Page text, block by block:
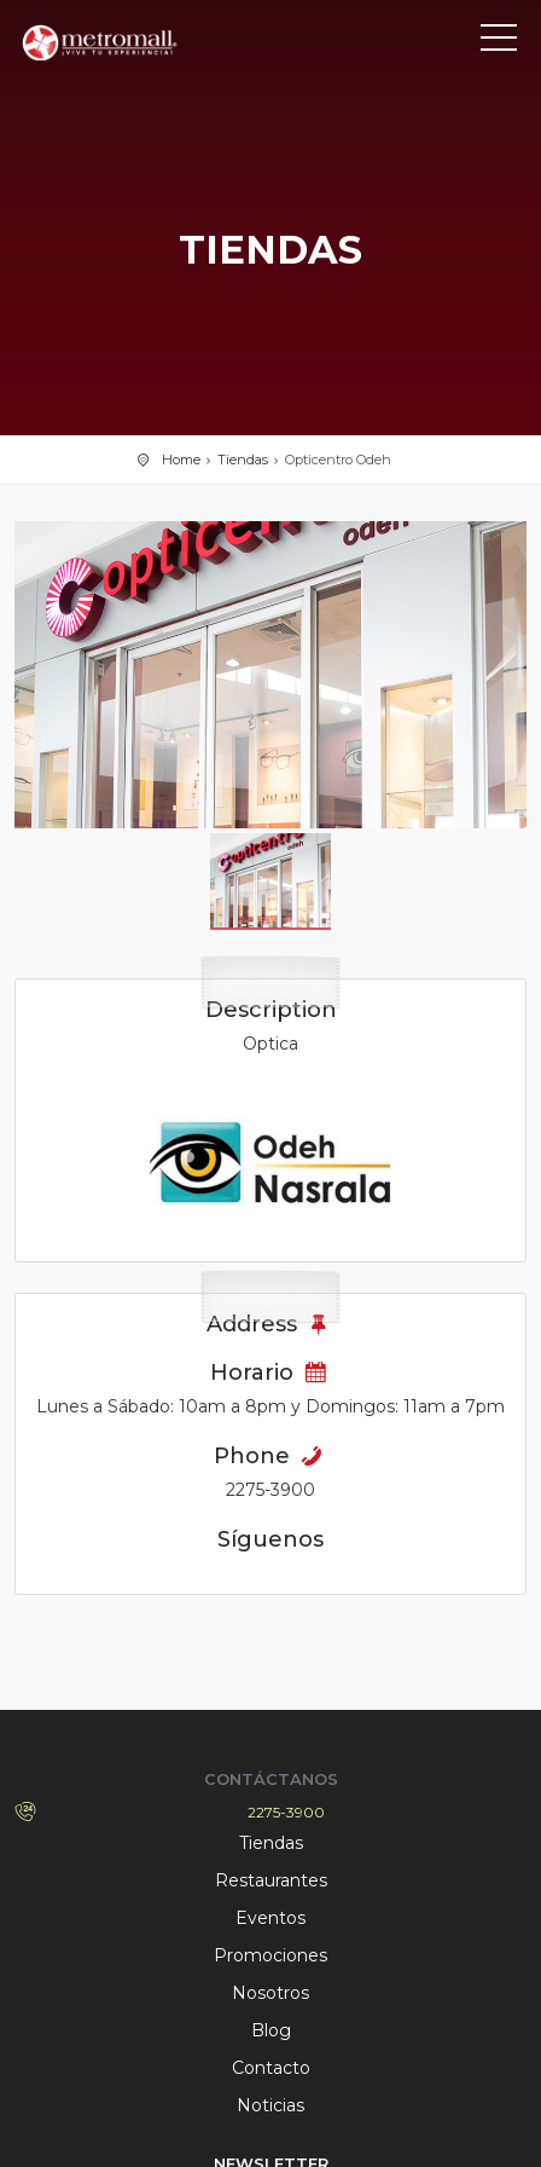
TIENDAS
Home Tiendas Opticentro Odeh
Description
Optica
Address
Horario
Lunes a Sábado: 10am a 8pm y Domingos: 11am a 7pm
Phone
2275-3900
Síguenos
CONTÁCTANOS
2275-3900
Tiendas
Restaurantes
Eventos
Promociones
Nosotros
Blog
Contacto
Noticias
NEWSLETTER